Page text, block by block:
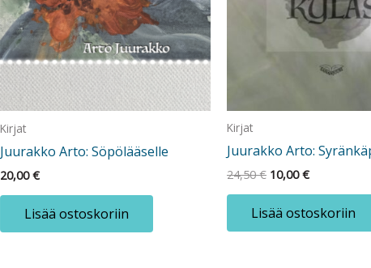
Kirjat
Juurakko Arto: Söpölääselle
20,00€
Lisää ostoskoriin
Kirjat
Juurakko Arto:
24,50€ Alkuperäinen
24,50 €.
10,00€Nykyinen
10,00 €.
Lisää ostoskoriin